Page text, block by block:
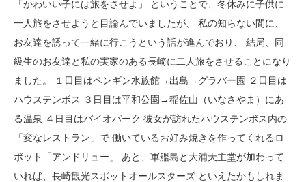
「かわいい子には旅をさせよ」 ということで、冬休みに子供に
一人旅をさせようと目論んでいましたが、 私の知らない間に、
お友達を誘って一緒に行こうという話が進んでおり、 結局、同
級生のお友達と私の実家のある長崎に二人旅をさせることになり
ました。 １日目はペンギン水族館→出島→グラバー園 ２日目は
ハウステンボス ３日目は平和公園→稲佐山（いなさやま）にあ
る温泉 ４日目はバイオパーク 彼女が訪れたハウステンボス内の
「変なレストラン」で 働いているお好み焼きを作ってくれるロ
ボット「アンドリュー」 あと、軍艦島と大浦天主堂が加わって
いれば、長崎観光スポットオールスターズ といえたかもしれま